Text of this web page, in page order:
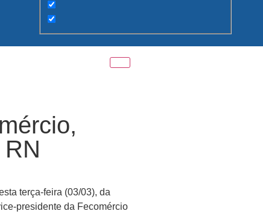
terça-feira (03/03), da
presidente da Fecomércio